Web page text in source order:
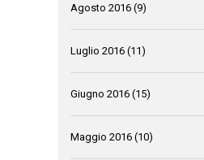
Agosto 2016 (9)
Luglio 2016 (11)
Giugno 2016 (15)
Maggio 2016 (10)